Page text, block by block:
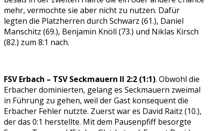
mehr, vermochte sie aber nicht zu nutzen. Dafür
legten die Platzherren durch Schwarz (61.), Daniel
Manschitz (69.), Benjamin Knöll (73.) und Niklas Kirsch
(82.) zum 8:1 nach.
FSV Erbach – TSV Seckmauern II 2:2 (1:1). Obwohl die
Erbacher dominierten, gelang es Seckmauern zweimal
in Führung zu gehen, weil der Gast konsequent die
Erbacher Fehler nutzte. Zuerst war es David Raitz (10.),
der das 0:1 herstellte. Mit dem Pausenpfiff besorgte